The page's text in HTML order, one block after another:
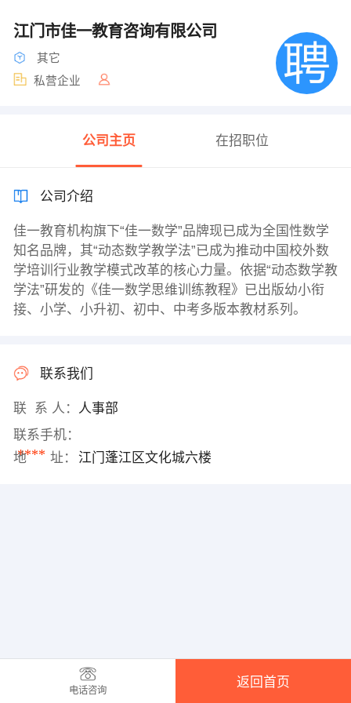
江门市佳一教育咨询有限公司
其它
私营企业
公司主页 在招职位
公司介绍
佳一教育机构旗下“佳一数学”品牌现已成为全国性数学
知名品牌，其“动态数学教学法”已成为推动中国校外数
学培训行业教学模式改革的核心力量。依据“动态数学教
学法”研发的《佳一数学思维训练教程》已出版幼小衔
接、小学、小升初、初中、中考多版本教材系列。
联系我们
联 系 人： 人事部
联系手机：
****
地 址： 江门蓬江区文化城六楼
电话咨询
返回首页